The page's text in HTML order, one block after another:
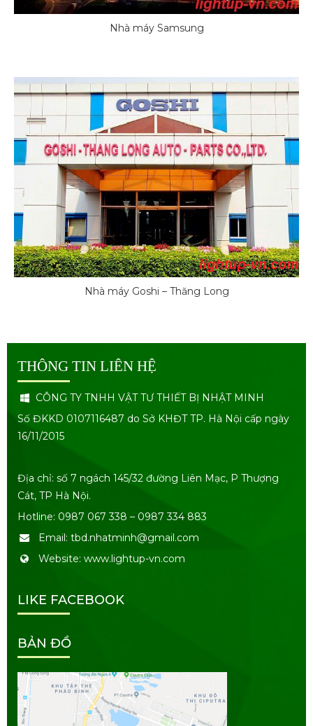
Nhà máy Samsung
Nhà máy Goshi – Thăng Long
THÔNG TIN LIÊN HỆ
CÔNG TY TNHH VẬT TƯ THIẾT BỊ NHẬT MINH
Số ĐKKD 0107116487 do Sở KHĐT TP. Hà Nội cấp ngày
16/11/2015
Địa chỉ: số 7 ngách 145/32 đường Liên Mạc, P Thượng
Cát, TP Hà Nội.
Hotline: 0987 067 338 – 0987 334 883
Email: tbd.nhatminh@gmail.com
Website: www.lightup-vn.com
LIKE FACEBOOK
BẢN ĐỒ